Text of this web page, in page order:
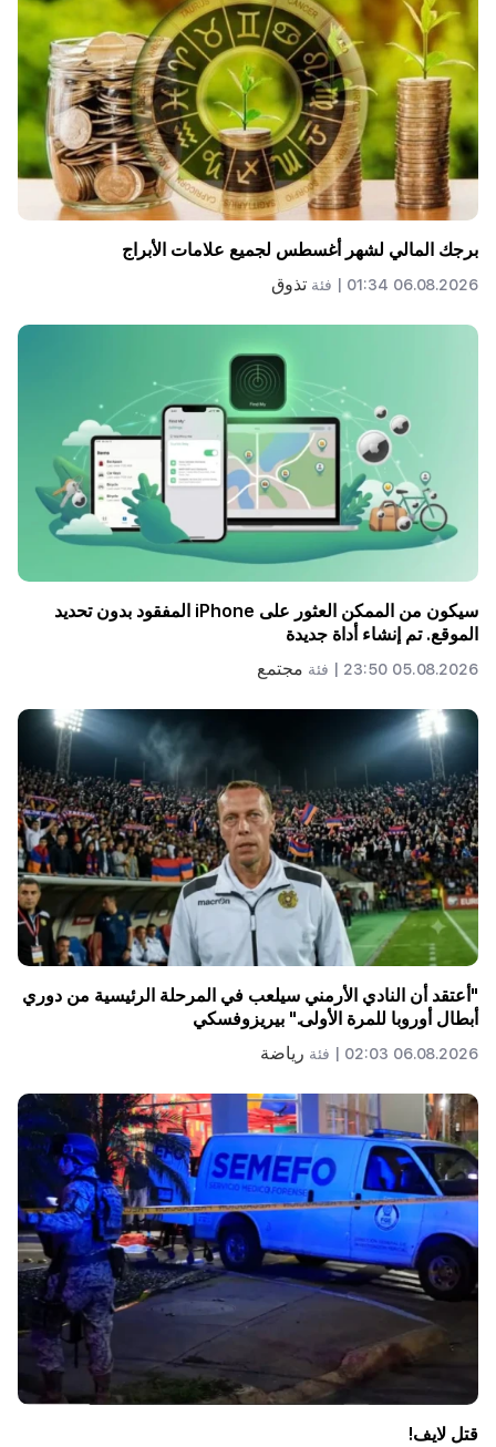
برجك المالي لشهر أغسطس لجميع علامات الأبراج
06.08.2026 01:34 | فئة تذوق
سيكون من الممكن العثور على iPhone المفقود بدون تحديد
الموقع. تم إنشاء أداة جديدة
05.08.2026 23:50 | فئة مجتمع
"أعتقد أن النادي الأرمني سيلعب في المرحلة الرئيسية من دوري
أبطال أوروبا للمرة الأولى." بيريزوفسكي
06.08.2026 02:03 | فئة رياضة
قتل لايف!